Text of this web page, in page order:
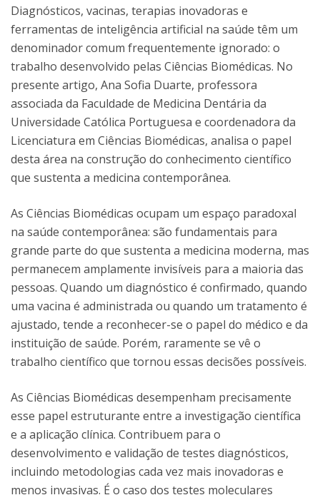
Diagnósticos, vacinas, terapias inovadoras e
ferramentas de inteligência artificial na saúde têm um
denominador comum frequentemente ignorado: o
trabalho desenvolvido pelas Ciências Biomédicas. No
presente artigo, Ana Sofia Duarte, professora
associada da Faculdade de Medicina Dentária da
Universidade Católica Portuguesa e coordenadora da
Licenciatura em Ciências Biomédicas, analisa o papel
desta área na construção do conhecimento científico
que sustenta a medicina contemporânea.
As Ciências Biomédicas ocupam um espaço paradoxal
na saúde contemporânea: são fundamentais para
grande parte do que sustenta a medicina moderna, mas
permanecem amplamente invisíveis para a maioria das
pessoas. Quando um diagnóstico é confirmado, quando
uma vacina é administrada ou quando um tratamento é
ajustado, tende a reconhecer-se o papel do médico e da
instituição de saúde. Porém, raramente se vê o
trabalho científico que tornou essas decisões possíveis.
As Ciências Biomédicas desempenham precisamente
esse papel estruturante entre a investigação científica
e a aplicação clínica. Contribuem para o
desenvolvimento e validação de testes diagnósticos,
incluindo metodologias cada vez mais inovadoras e
menos invasivas. É o caso dos testes moleculares